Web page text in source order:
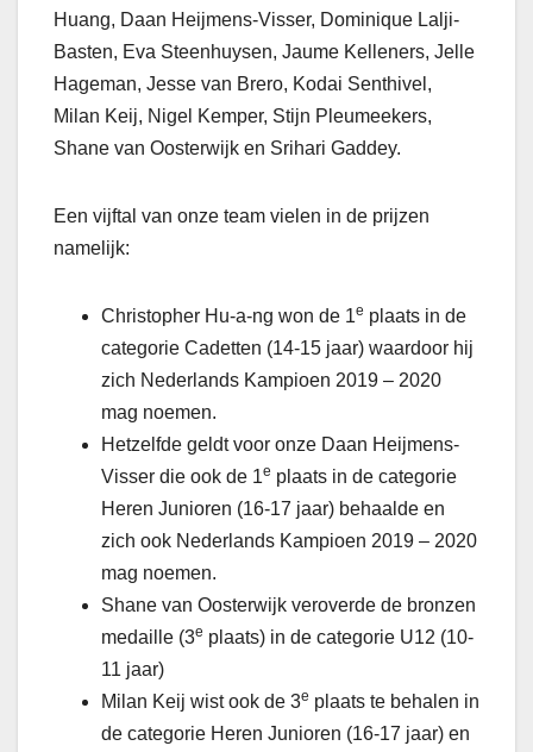
Huang, Daan Heijmens-Visser, Dominique Lalji-
Basten, Eva Steenhuysen, Jaume Kelleners, Jelle
Hageman, Jesse van Brero, Kodai Senthivel,
Milan Keij, Nigel Kemper, Stijn Pleumeekers,
Shane van Oosterwijk en Srihari Gaddey.
Een vijftal van onze team vielen in de prijzen
namelijk:
Christopher Hu-a-ng won de 1e plaats in de
categorie Cadetten (14-15 jaar) waardoor hij
zich Nederlands Kampioen 2019 – 2020
mag noemen.
Hetzelfde geldt voor onze Daan Heijmens-
Visser die ook de 1e plaats in de categorie
Heren Junioren (16-17 jaar) behaalde en
zich ook Nederlands Kampioen 2019 – 2020
mag noemen.
Shane van Oosterwijk veroverde de bronzen
medaille (3e plaats) in de categorie U12 (10-
11 jaar)
Milan Keij wist ook de 3e plaats te behalen in
de categorie Heren Junioren (16-17 jaar) en